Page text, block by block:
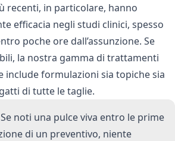
recenti, in particolare, hanno
efficacia negli studi clinici, spesso
poche ore dall’assunzione. Se
la nostra gamma di trattamenti
include formulazioni sia topiche sia
di tutte le taglie.
Se noti una pulce viva entro le prime
di un preventivo, niente